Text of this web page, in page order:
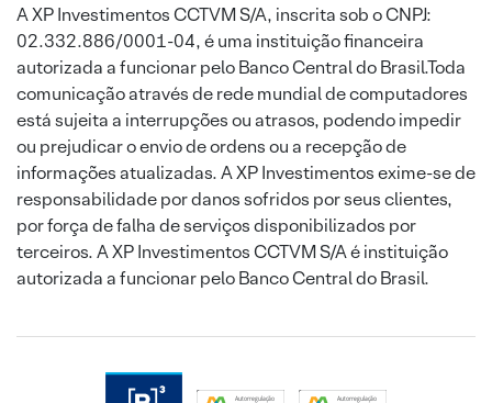
A XP Investimentos CCTVM S/A, inscrita sob o CNPJ:
02.332.886/0001-04, é uma instituição financeira
autorizada a funcionar pelo Banco Central do Brasil.Toda
comunicação através de rede mundial de computadores
está sujeita a interrupções ou atrasos, podendo impedir
ou prejudicar o envio de ordens ou a recepção de
informações atualizadas. A XP Investimentos exime-se de
responsabilidade por danos sofridos por seus clientes,
por força de falha de serviços disponibilizados por
terceiros. A XP Investimentos CCTVM S/A é instituição
autorizada a funcionar pelo Banco Central do Brasil.